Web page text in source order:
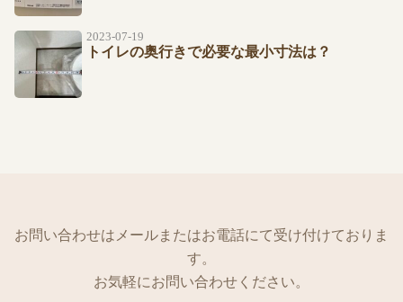
2023-07-19
トイレの奥行きで必要な最小寸法は？
お問い合わせはメールまたはお電話にて受け付けておりま
す。
お気軽にお問い合わせください。